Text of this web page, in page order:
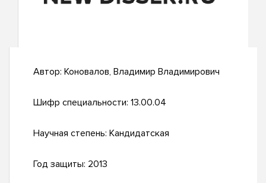
Автор: Коновалов, Владимир Владимирович
Шифр специальности: 13.00.04
Научная степень: Кандидатская
Год защиты: 2013